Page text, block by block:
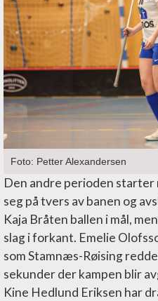
Foto: Petter Alexandersen
Den andre perioden starter
seg på tvers av banen og
Kaja Bråten ballen i mål,
slag i forkant. Emelie
som Stamnæs-Røising
sekunder der kampen blir
Kine Hedlund Eriksen har